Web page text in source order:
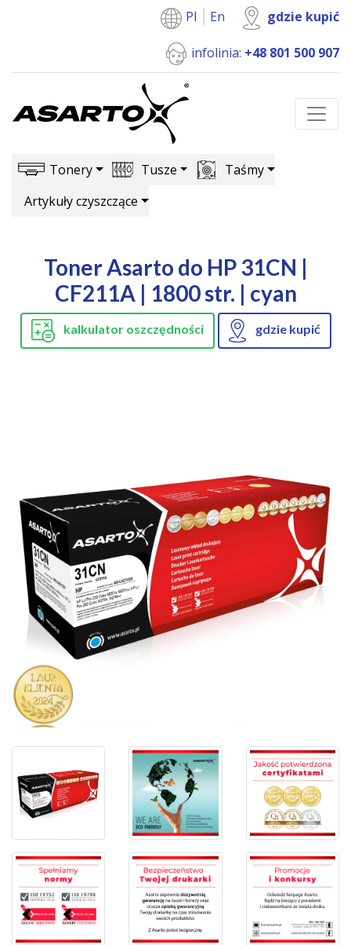
Pl En gdzie kupić
infolinia: +48 801 500 907
Tonery Tusze
Taśmy
Artykuły czyszczące
Toner Asarto do HP 31CN |
CF211A | 1800 str. | cyan
kalkulator oszczędności gdzie kupić